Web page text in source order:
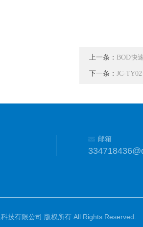
上一条： BOD快
下一条： JC-
邮箱
技有限公司 版权所有 All Rights Reserved.